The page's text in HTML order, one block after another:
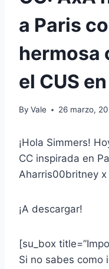
a Paris
hermosa
el CUS
By Vale 26 marzo,
¡Hola Simmers!
CC inspirada en
Aharris00britney x
¡A descargar!
[su_box
Si no sabes como